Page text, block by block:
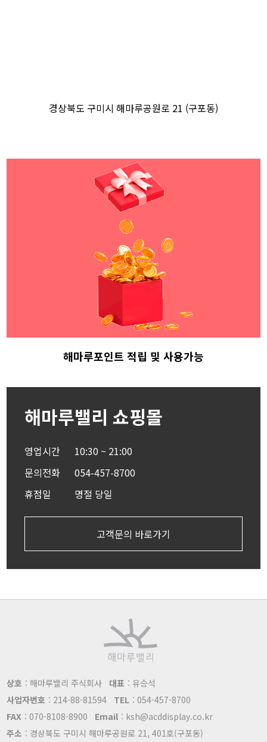
경상북도 구미시 해마루공원로 21 (구포동)
해마루밸리 쇼핑몰
영업시간
10:30 ~ 21:00
문의전화
054-457-8700
휴점일
명절 당일
고객문의 바로가기
해마루포인트 적립 및 사용가능
상호 : 해마루밸리 주식회사 대표 : 유승석
사업자번호 : 214-88-81594 TEL : 054-457-8700
FAX : 070-8108-8900 Email : ksh@acddisplay.co.kr
주소 : 경상북도 구미시 해마루공원로 21, 401호(구포동)